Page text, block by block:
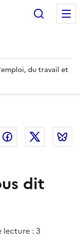
du travail et
FacebookTwitter
dit
lecture : 3